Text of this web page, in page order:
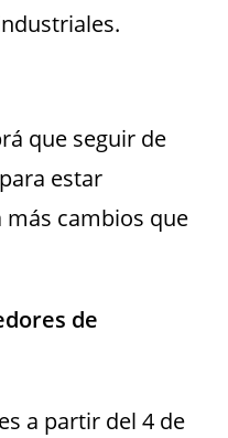
que seguir de
estar
más cambios que
de
a partir del 4 de